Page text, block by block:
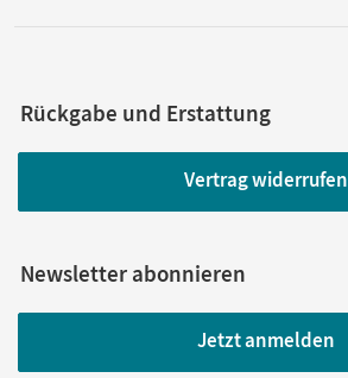
Rückgabe und Erstattung
Vertrag widerrufen
Newsletter abonnieren
Jetzt anmelden